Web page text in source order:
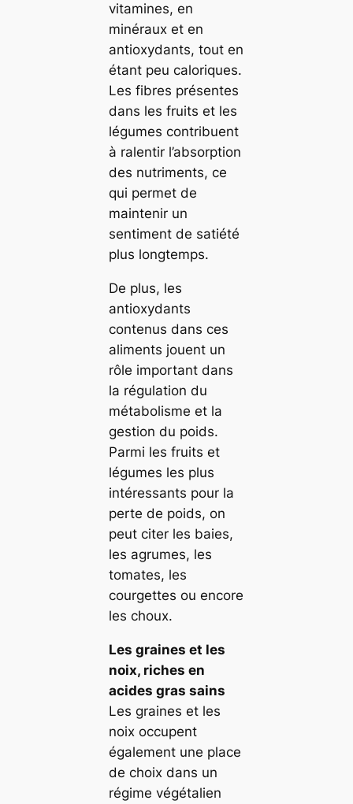
vitamines, en
minéraux et en
antioxydants, tout en
étant peu caloriques.
Les fibres présentes
dans les fruits et les
légumes contribuent
à ralentir l’absorption
des nutriments, ce
qui permet de
maintenir un
sentiment de satiété
plus longtemps.
De plus, les
antioxydants
contenus dans ces
aliments jouent un
rôle important dans
la régulation du
métabolisme et la
gestion du poids.
Parmi les fruits et
légumes les plus
intéressants pour la
perte de poids, on
peut citer les baies,
les agrumes, les
tomates, les
courgettes ou encore
les choux.
Les graines et les
noix, riches en
acides gras sains
Les graines et les
noix occupent
également une place
de choix dans un
régime végétalien